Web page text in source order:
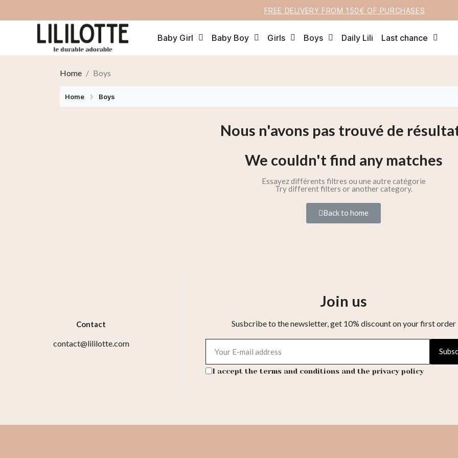
FREE DELIVERY FROM 150€ OF PURCHASES
Baby Girl Baby Boy Girls Boys Daily Lili Last chance
Home Boys
Home Boys
Nous n'avons pas trouvé de
We couldn't find any matches
Essayez différents filtres ou une autre catégorie
Try different filters or another category.
Back to home
Contact
contact@lililotte.com
Join us
Susbcribe to the newsletter, get 10% discount on your first order
I accept the terms and conditions and the privacy policy